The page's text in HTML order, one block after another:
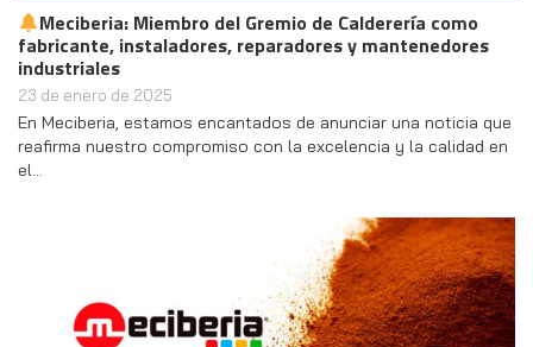
Meciberia: Miembro del Gremio de Calderería como
fabricante, instaladores, reparadores y mantenedores
industriales
23 de enero de 2025
En Meciberia, estamos encantados de anunciar una noticia que
reafirma nuestro compromiso con la excelencia y la calidad en
el…